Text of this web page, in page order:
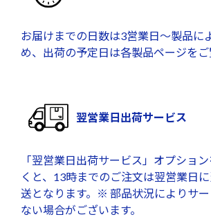
お届けまでの日数は3営業日～製品に
め、出荷の予定日は各製品ページをご
翌営業日出荷サービス
「翌営業日出荷サービス」オプショ
くと、13時までのご注文は翌営業日
送となります。※ 部品状況によりサ
ない場合がございます。